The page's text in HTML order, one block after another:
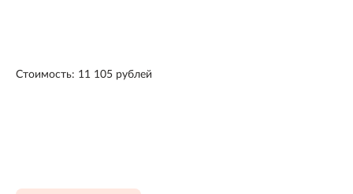
Стоимость: 11 105 рублей